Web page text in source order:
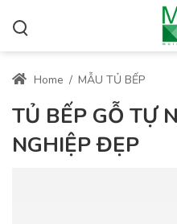
Home / MẪU TỦ BẾP
TỦ BẾP GỖ TỰ
NGHIỆP ĐẸP